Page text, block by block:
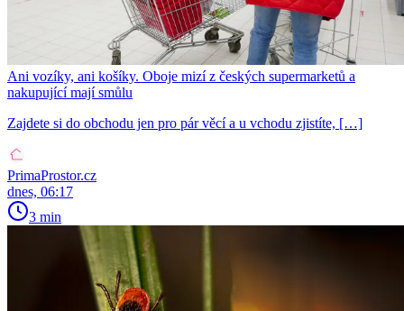
Ani vozíky, ani košíky. Oboje mizí z českých supermarketů a
nakupující mají smůlu
Zajdete si do obchodu jen pro pár věcí a u vchodu zjistíte, […]
PrimaProstor.cz
dnes, 06:17
3 min